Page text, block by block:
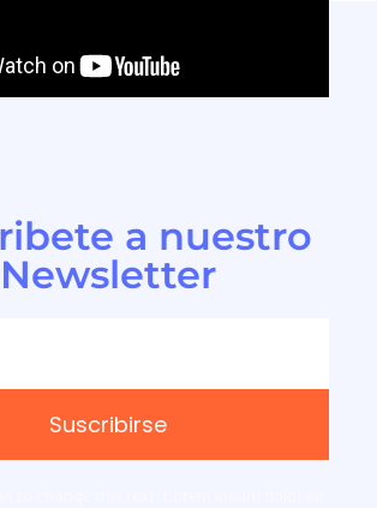
a nuestro
Newsletter
Suscribirse